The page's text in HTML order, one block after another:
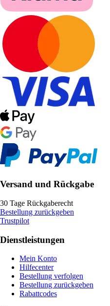
Versand und Rückgabe
30 Tage Rückgaberecht
Bestellung zurückgeben
Trustpilot
Dienstleistungen
Mein Konto
Hilfecenter
Bestellung verfolgen
Bestellung zurückgeben
Rabattcodes